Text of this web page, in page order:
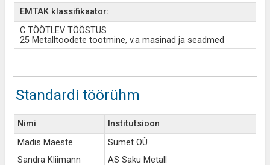
EMTAK klassifikaator:
C TÖÖTLEV TÖÖSTUS
25 Metalltoodete tootmine, v.a masinad ja seadmed
Standardi töörühm
Nimi
Institutsioon
Madis Mäeste
Sumet OÜ
Sandra Kliimann
AS Saku Metall